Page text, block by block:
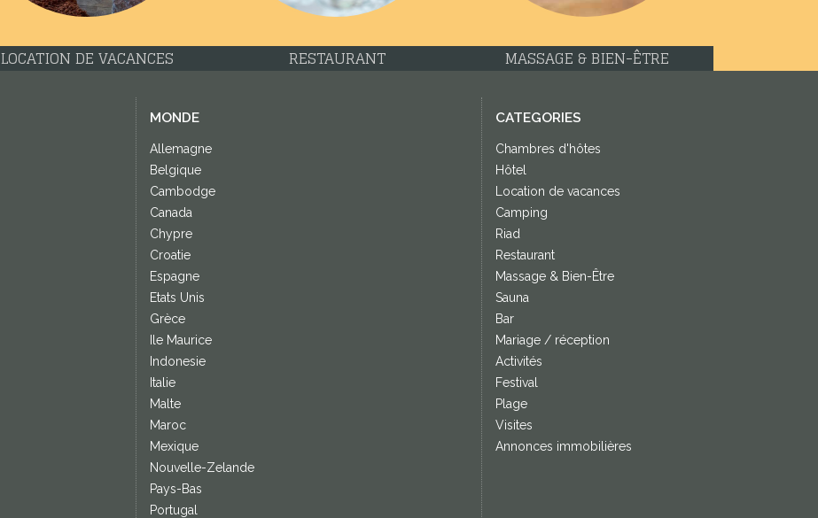
LOCATION DE VACANCES RESTAURANT MASSAGE & BIEN-ÊTRE
MONDE
Allemagne
Belgique
Cambodge
Canada
Chypre
Croatie
Espagne
Etats Unis
Grèce
Ile Maurice
Indonesie
Italie
Malte
Maroc
Mexique
Nouvelle-Zelande
Pays-Bas
Portugal
CATEGORIES
Chambres d'hôtes
Hôtel
Location de vacances
Camping
Riad
Restaurant
Massage & Bien-Être
Sauna
Bar
Mariage / réception
Activités
Festival
Plage
Visites
Annonces immobilières